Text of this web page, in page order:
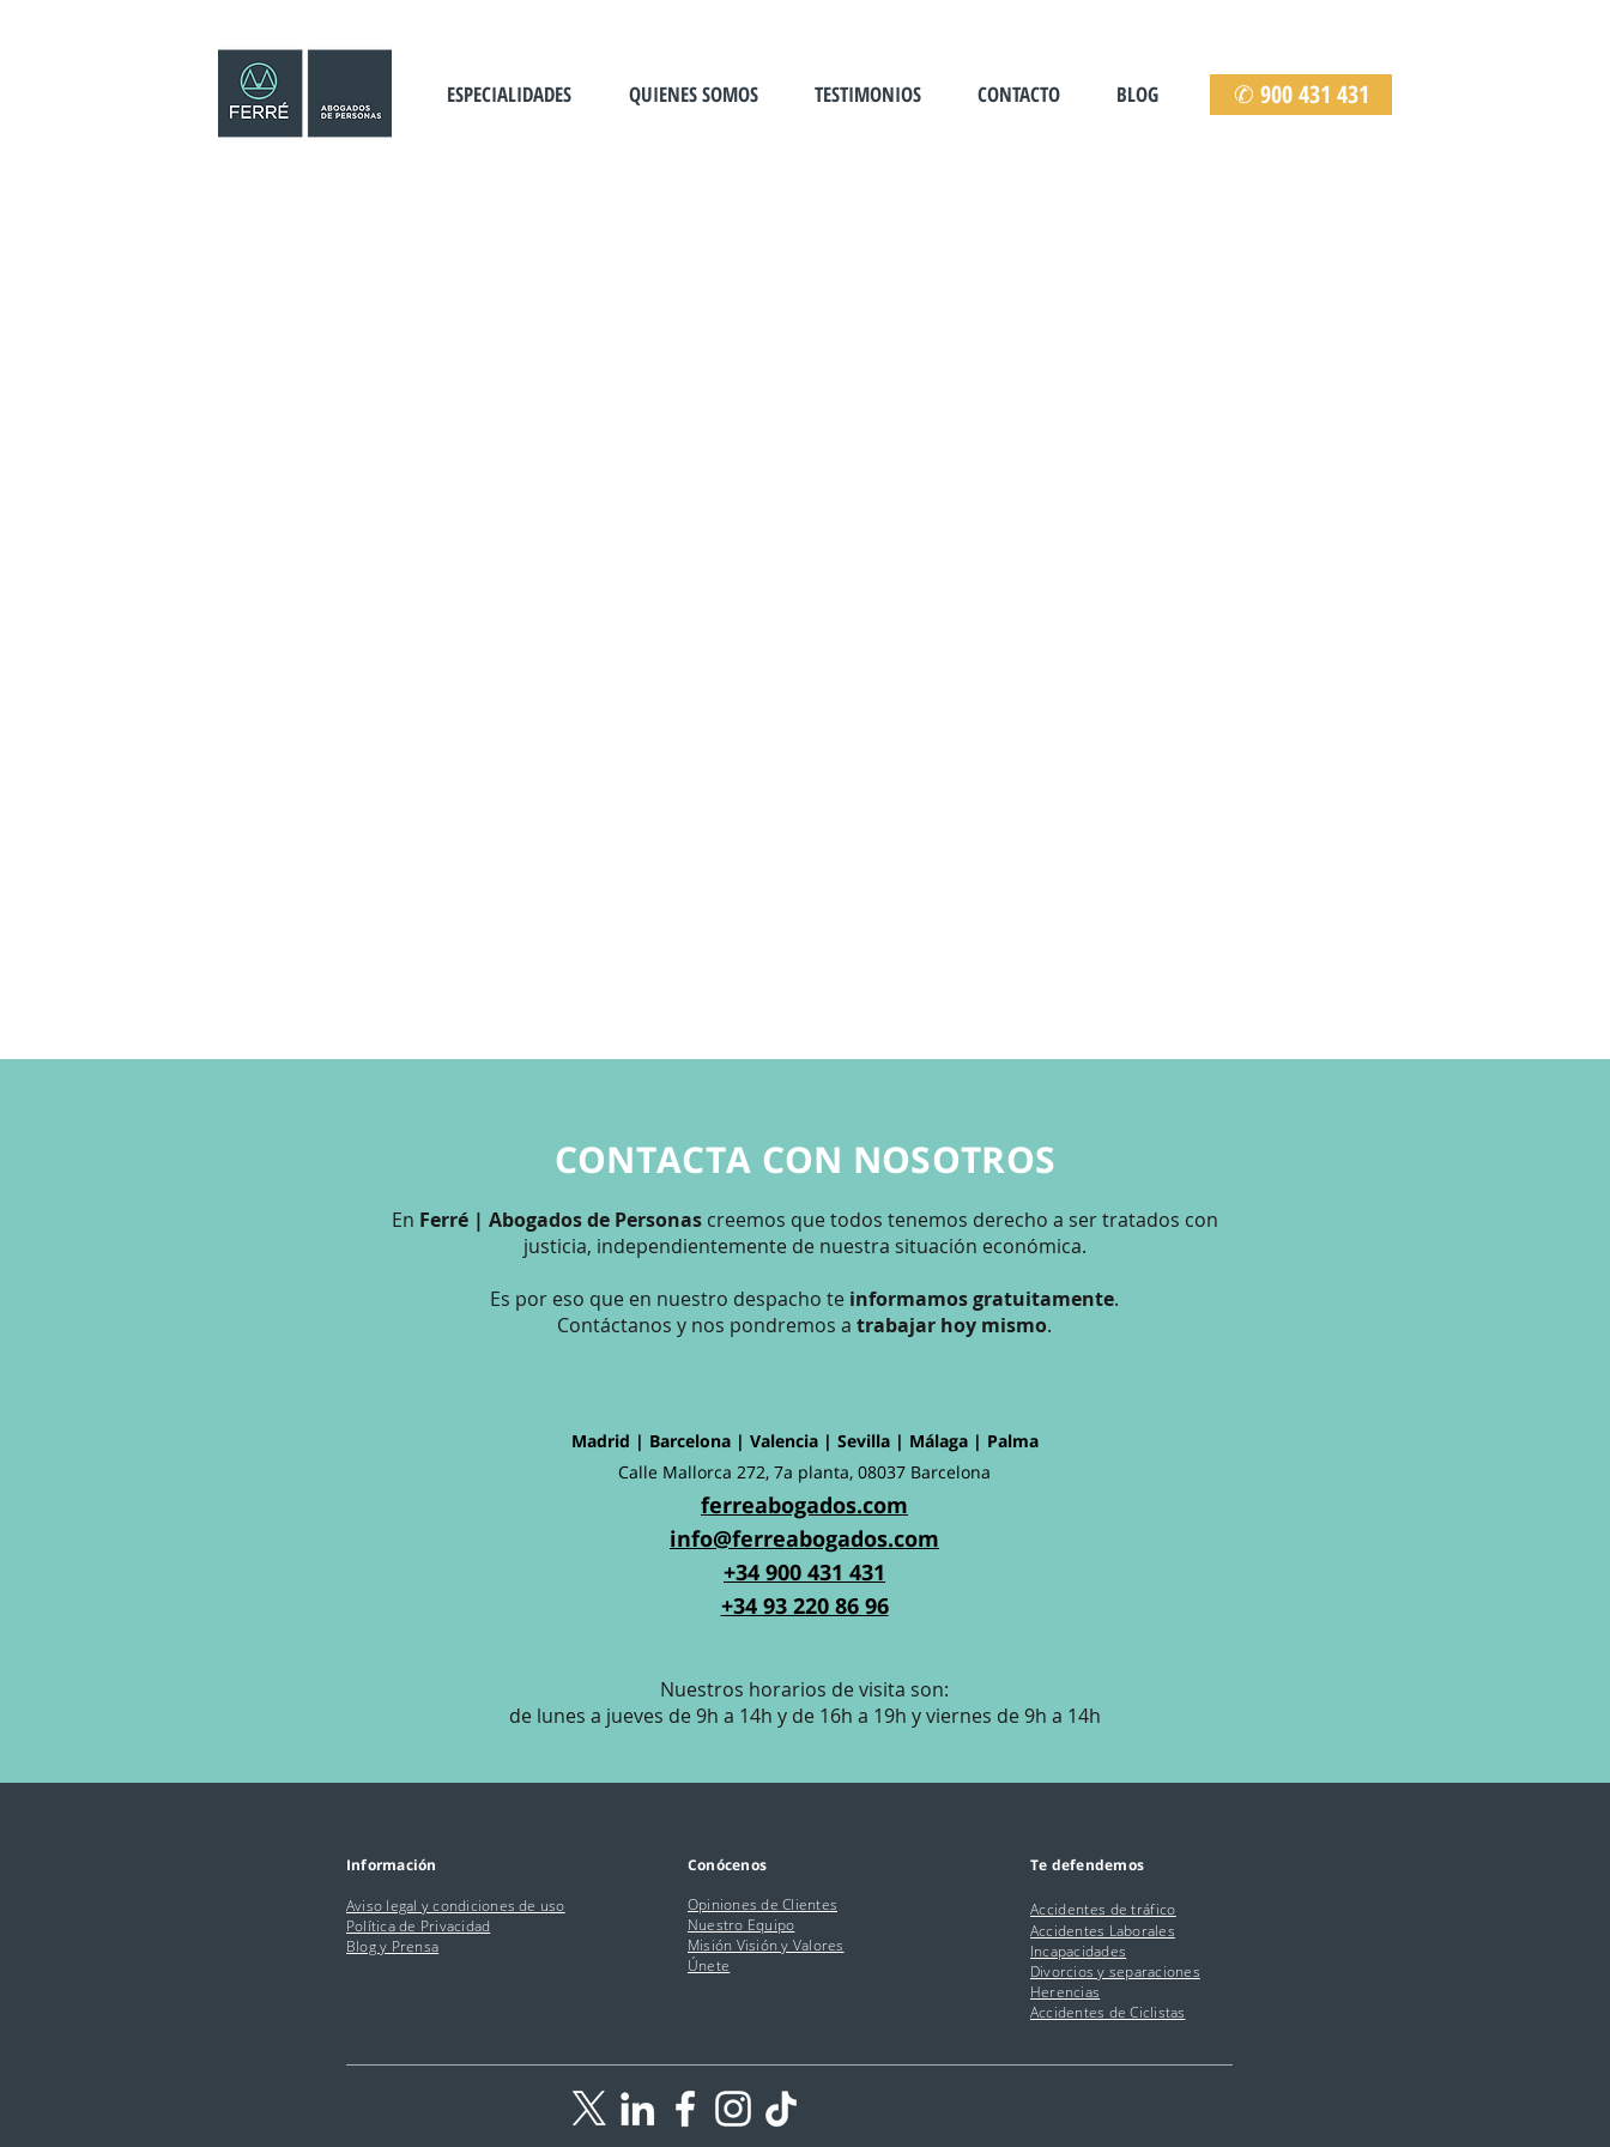
ESPECIALIDADES QUIENES SOMOS TESTIMONIOS CONTACTO BLOG ✆ 900 431 431
CONTACTA CON NOSOTROS
En Ferré | Abogados de Personascreemos que todos tenemos derecho a ser tratados con
justicia, independientemente de nuestra situación económica.
Es por eso que en nuestro despacho te informamos gratuitamente.
Contáctanos y nos pondremos a trabajar hoy mismo.
Madrid | Barcelona | Valencia | Sevilla | Málaga | Palma
Calle Mallorca 272, 7a planta, 08037 Barcelona
ferreabogados.com
info@ferreabogados.com
+34 900 431 431
+34 93 220 86 96
Nuestros horarios de visita son:
de lunes a jueves de 9h a 14h y de 16h a 19h y viernes de 9h a 14h
Información
Aviso legal y condiciones de uso
Política de Privacidad
Blog y Prensa
Conócenos
Opiniones de Clientes
Nuestro Equipo
Misión Visión y Valores
Únete
Te defendemos
Accidentes de tráfico
Accidentes Laborales
Incapacidades
Divorcios y separaciones
Herencias
Accidentes de Ciclistas